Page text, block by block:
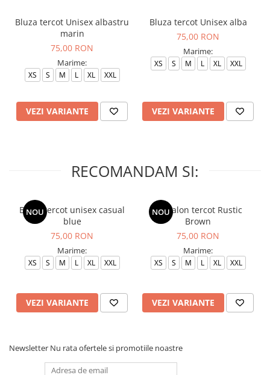
Bluza tercot Unisex albastru
marin
75,00 RON
Marime:
XS S M L XL XXL
VEZI VARIANTE
Bluza tercot Unisex alba
75,00 RON
Marime:
XS S M L XL XXL
VEZI VARIANTE
RECOMANDAM SI:
NOU
Bluza tercot unisex casual
blue
75,00 RON
Marime:
XS S M L XL XXL
VEZI VARIANTE
NOU
Pantalon tercot Rustic
Brown
75,00 RON
Marime:
XS S M L XL XXL
VEZI VARIANTE
Newsletter Nu rata ofertele si promotiile noastre